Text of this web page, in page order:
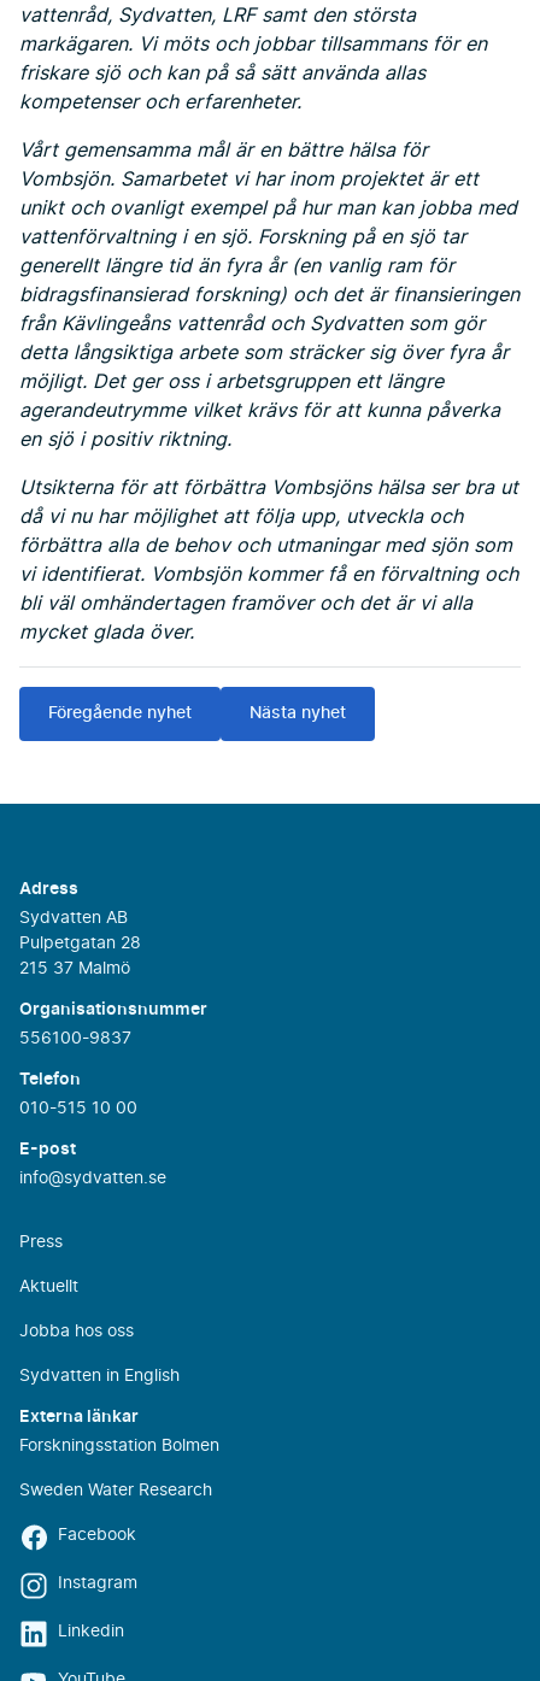
vattenråd, Sydvatten, LRF samt den största
markägaren. Vi möts och jobbar tillsammans för en
friskare sjö och kan på så sätt använda allas
kompetenser och erfarenheter.
Vårt gemensamma mål är en bättre hälsa för
Vombsjön. Samarbetet vi har inom projektet är ett
unikt och ovanligt exempel på hur man kan jobba med
vattenförvaltning i en sjö. Forskning på en sjö tar
generellt längre tid än fyra år (en vanlig ram för
bidragsfinansierad forskning) och det är finansieringen
från Kävlingeåns vattenråd och Sydvatten som gör
detta långsiktiga arbete som sträcker sig över fyra år
möjligt. Det ger oss i arbetsgruppen ett längre
agerandeutrymme vilket krävs för att kunna påverka
en sjö i positiv riktning.
Utsikterna för att förbättra Vombsjöns hälsa ser bra ut
då vi nu har möjlighet att följa upp, utveckla och
förbättra alla de behov och utmaningar med sjön som
vi identifierat. Vombsjön kommer få en förvaltning och
bli väl omhändertagen framöver och det är vi alla
mycket glada över.
Föregående nyhet Nästa nyhet
Adress
Sydvatten AB
Pulpetgatan 28
215 37 Malmö
Organisationsnummer
556100-9837
Telefon
010-515 10 00
E-post
info@sydvatten.se
Press
Aktuellt
Jobba hos oss
Sydvatten in English
Externa länkar
Forskningsstation Bolmen
Sweden Water Research
Facebook
Instagram
Linkedin